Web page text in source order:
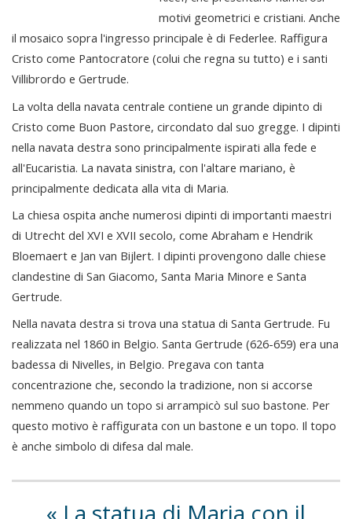
motivi geometrici e cristiani. Anche
il mosaico sopra l'ingresso principale è di Federlee. Raffigura
Cristo come Pantocratore (colui che regna su tutto) e i santi
Villibrordo e Gertrude.
La volta della navata centrale contiene un grande dipinto di
Cristo come Buon Pastore, circondato dal suo gregge. I dipinti
nella navata destra sono principalmente ispirati alla fede e
all'Eucaristia. La navata sinistra, con l'altare mariano, è
principalmente dedicata alla vita di Maria.
La chiesa ospita anche numerosi dipinti di importanti maestri
di Utrecht del XVI e XVII secolo, come Abraham e Hendrik
Bloemaert e Jan van Bijlert. I dipinti provengono dalle chiese
clandestine di San Giacomo, Santa Maria Minore e Santa
Gertrude.
Nella navata destra si trova una statua di Santa Gertrude. Fu
realizzata nel 1860 in Belgio. Santa Gertrude (626-659) era una
badessa di Nivelles, in Belgio. Pregava con tanta
concentrazione che, secondo la tradizione, non si accorse
nemmeno quando un topo si arrampicò sul suo bastone. Per
questo motivo è raffigurata con un bastone e un topo. Il topo
è anche simbolo di difesa dal male.
La statua di Maria con il